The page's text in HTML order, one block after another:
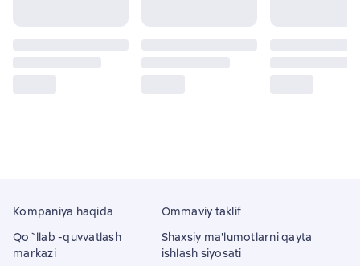
Kompaniya haqida
Qo`llab -quvvatlash
markazi
Ommaviy taklif
Shaxsiy ma'lumotlarni qayta
ishlash siyosati